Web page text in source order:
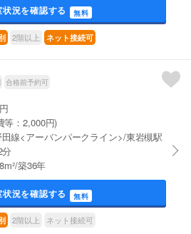
状況を確認する 無料
2階以上 ネット接続可
合格前予約可
等：2,000円)
線<アーバンパークライン>/東岩槻駅
築36年
状況を確認する 無料
2階以上 ネット接続可